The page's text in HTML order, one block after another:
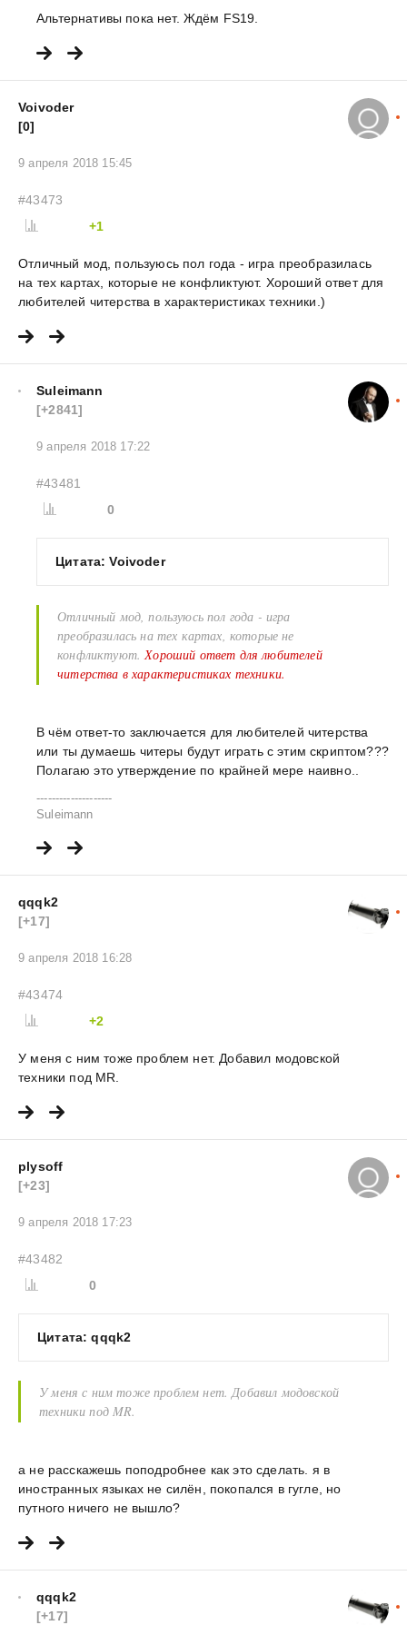
Альтернативы пока нет. Ждём FS19.
Voivoder
[0]
9 апреля 2018 15:45
#43473
+1
Отличный мод, пользуюсь пол года - игра преобразилась
на тех картах, которые не конфликтуют. Хороший ответ для
любителей читерства в характеристиках техники.)
Suleimann
[+2841]
9 апреля 2018 17:22
#43481
0
Цитата: Voivoder
Отличный мод, пользуюсь пол года - игра
преобразилась на тех картах, которые не
конфликтуют.Хороший ответ для любителей
читерства в характеристиках техники.
В чём ответ-то заключается для любителей читерства
или ты думаешь читеры будут играть с этим скриптом???
Полагаю это утверждение по крайней мере наивно..
--------------------
Suleimann
qqqk2
[+17]
9 апреля 2018 16:28
#43474
+2
У меня с ним тоже проблем нет. Добавил модовской
техники под MR.
plysoff
[+23]
9 апреля 2018 17:23
#43482
0
Цитата: qqqk2
У меня с ним тоже проблем нет. Добавил модовской
техники под MR.
а не расскажешь поподробнее как это сделать. я в
иностранных языках не силён, покопался в гугле, но
путного ничего не вышло?
qqqk2
[+17]